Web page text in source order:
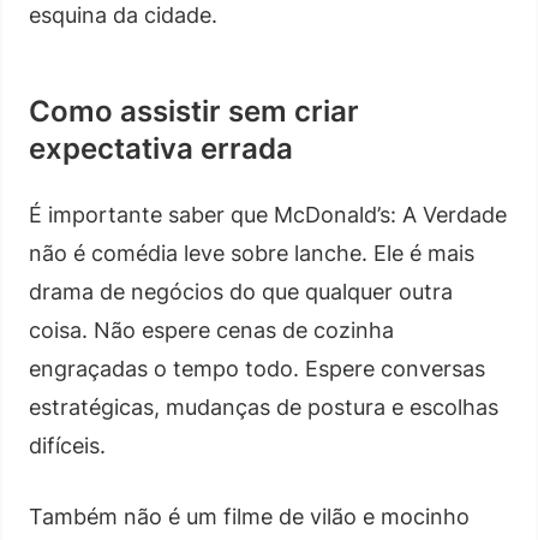
esquina da cidade.
Como assistir sem criar
expectativa errada
É importante saber que McDonald’s: A Verdade
não é comédia leve sobre lanche. Ele é mais
drama de negócios do que qualquer outra
coisa. Não espere cenas de cozinha
engraçadas o tempo todo. Espere conversas
estratégicas, mudanças de postura e escolhas
difíceis.
Também não é um filme de vilão e mocinho